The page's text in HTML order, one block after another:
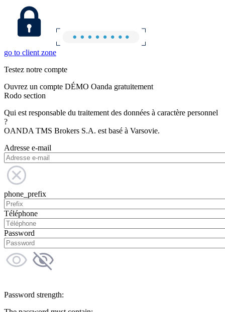
go to client zone
Testez notre compte
Ouvrez un compte DÉMO Oanda gratuitement
Rodo section
Qui est responsable du traitement des données à caractère personnel
?
OANDA TMS Brokers S.A. est basé à Varsovie.
Adresse e-mail
phone_prefix
Téléphone
Password
Password strength: